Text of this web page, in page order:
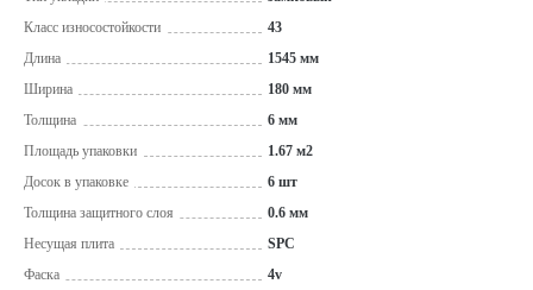
Класс износостойкости
43
Длина
1545 мм
Ширина
180 мм
Толщина
6 мм
Площадь упаковки
1.67 м2
Досок в упаковке
6 шт
Толщина защитного слоя
0.6 мм
Несущая плита
SPC
Фаска
4v